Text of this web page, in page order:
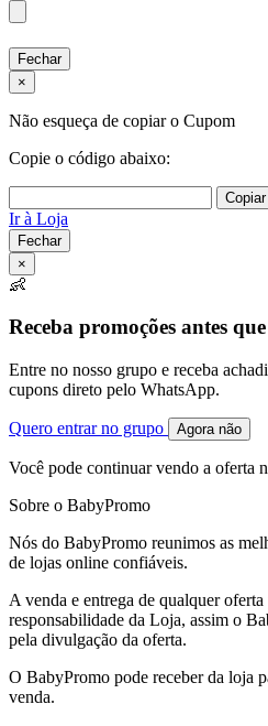
Fechar
×
Não esqueça de copiar o Cupom
Copie o código abaixo:
Copiar
Ir à Loja
Fechar
×
👶
Receba promoções antes
Entre no nosso grupo e receba
cupons direto pelo WhatsApp.
Quero entrar no grupo Agora não
Você pode continuar vendo a oferta
Sobre o BabyPromo
Nós do BabyPromo reunimos as
de lojas online confiáveis.
A venda e entrega de qualquer
responsabilidade da Loja, assim o
pela divulgação da oferta.
O BabyPromo pode receber da loja
venda.